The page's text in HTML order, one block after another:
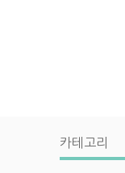
카테고리